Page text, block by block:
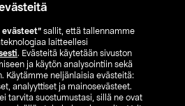
evästeet” sallit, että tallennamme
laitteellesi
. Evästeitä käytetään sivuston
ja käytön analysointiin sekä
Käytämme neljänlaisia evästeitä:
analyyttiset ja mainosevästeet.
tarvita suostumustasi, sillä ne ovat
Etsi myymälä
NO FI
FI SV